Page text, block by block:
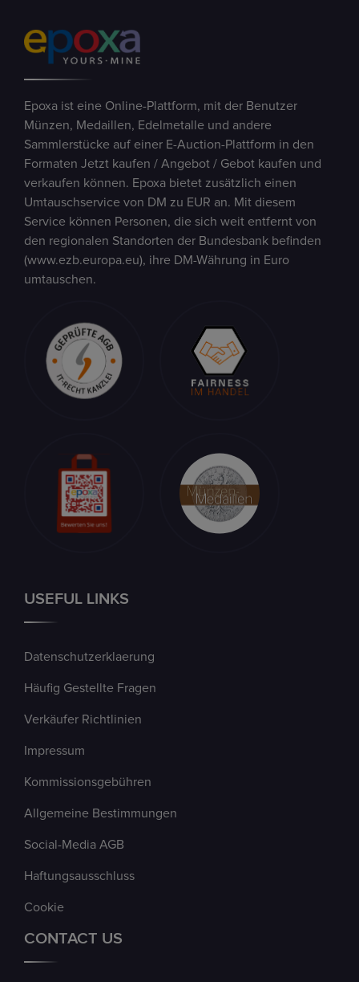
Epoxa ist eine Online-Plattform, mit der Benutzer
Münzen, Medaillen, Edelmetalle und andere
Sammlerstücke auf einer E-Auction-Plattform in den
Formaten Jetzt kaufen / Angebot / Gebot kaufen und
verkaufen können. Epoxa bietet zusätzlich einen
Umtauschservice von DM zu EUR an. Mit diesem
Service können Personen, die sich weit entfernt von
den regionalen Standorten der Bundesbank befinden
(www.ezb.europa.eu), ihre DM-Währung in Euro
umtauschen.
USEFUL LINKS
Datenschutzerklaerung
Häufig Gestellte Fragen
Verkäufer Richtlinien
Impressum
Kommissionsgebühren
Allgemeine Bestimmungen
Social-Media AGB
Haftungsausschluss
Cookie
CONTACT US